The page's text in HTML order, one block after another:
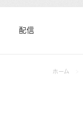
配信
ホーム